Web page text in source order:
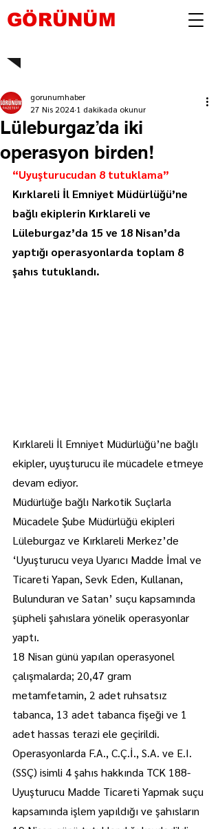
GÖRÜNÜM
Lüleburgaz’da iki
operasyon birden!
gorunumhaber
27 Nis 2024 1 dakikada okunur
“Uyuşturucudan 8 tutuklama”
Kırklareli İl Emniyet Müdürlüğü’ne
bağlı ekiplerin Kırklareli ve
Lüleburgaz’da 15 ve 18 Nisan’da
yaptığı operasyonlarda toplam 8
şahıs tutuklandı.
Kırklareli İl Emniyet Müdürlüğü’ne bağlı
ekipler, uyuşturucu ile mücadele etmeye
devam ediyor.
Müdürlüğe bağlı Narkotik Suçlarla
Mücadele Şube Müdürlüğü ekipleri
Lüleburgaz ve Kırklareli Merkez’de
‘Uyuşturucu veya Uyarıcı Madde İmal ve
Ticareti Yapan, Sevk Eden, Kullanan,
Bulunduran ve Satan’ suçu kapsamında
şüpheli şahıslara yönelik operasyonlar
yaptı.
18 Nisan günü yapılan operasyonel
çalışmalarda; 20,47 gram
metamfetamin, 2 adet ruhsatsız
tabanca, 13 adet tabanca fişeği ve 1
adet hassas terazi ele geçirildi.
Operasyonlarda F.A., C.Ç.İ., S.A. ve E.I.
(SSÇ) isimli 4 şahıs hakkında TCK 188-
Uyuşturucu Madde Ticareti Yapmak suçu
kapsamında işlem yapıldığı ve şahısların